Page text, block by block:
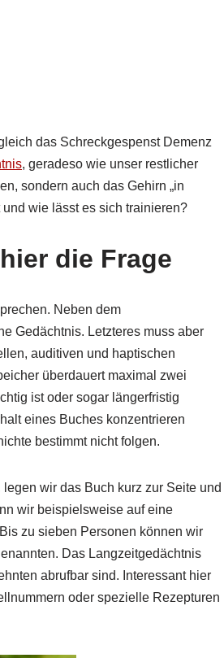
das Schreckgespenst Demenz
, geradeso wie unser restlicher
sondern auch das Gehirn „in
wie lässt es sich trainieren?
die Frage
Neben dem
Gedächtnis. Letzteres muss aber
auditiven und haptischen
überdauert maximal zwei
ist oder sogar längerfristig
eines Buches konzentrieren
bestimmt nicht folgen.
wir das Buch kurz zur Seite und
wir beispielsweise auf eine
zu sieben Personen können wir
Das Langzeitgedächtnis
abrufbar sind. Interessant hier
oder spezielle Rezepturen